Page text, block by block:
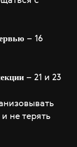
– 16
– 21 и 23
не терять